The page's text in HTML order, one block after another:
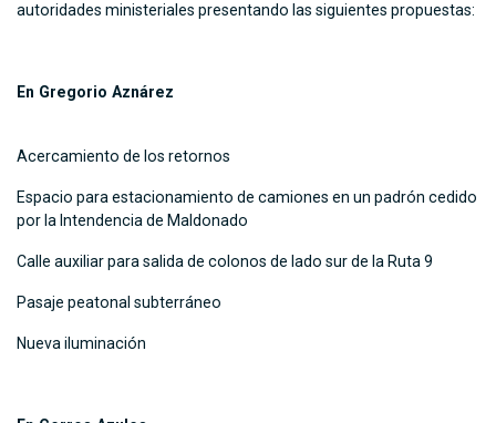
autoridades ministeriales presentando las siguientes propuestas:
En Gregorio Aznárez
Acercamiento de los retornos
Espacio para estacionamiento de camiones en un padrón cedido
por la Intendencia de Maldonado
Calle auxiliar para salida de colonos de lado sur de la Ruta 9
Pasaje peatonal subterráneo
Nueva iluminación